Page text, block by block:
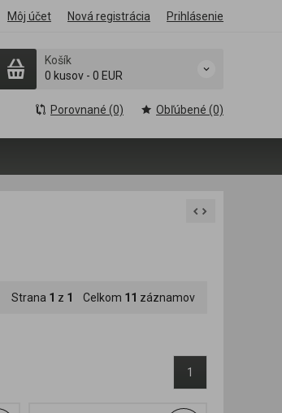
Môj účet Nová registrácia Prihlásenie
Košík
0 kusov - 0 EUR
Porovnané (0) Obľúbené (0)
Strana 1 z 1 Celkom 11 záznamov
1